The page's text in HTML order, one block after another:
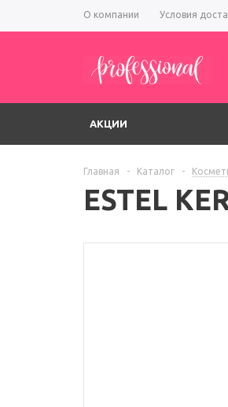
О компании Условия
АКЦИИ
Главная - Каталог -
ESTEL